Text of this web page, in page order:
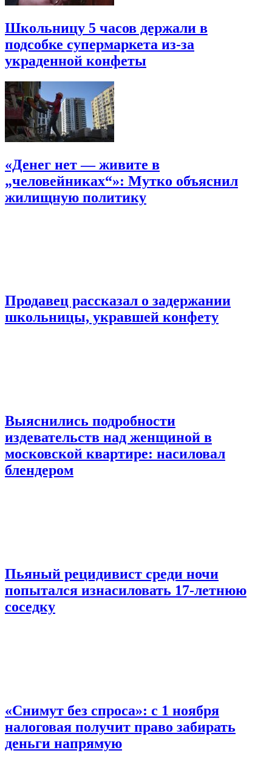
Школьницу 5 часов держали в
подсобке супермаркета из-за
украденной конфеты
«Денег нет — живите в
„человейниках“»: Мутко объяснил
жилищную политику
Продавец рассказал о задержании
школьницы, укравшей конфету
Выяснились подробности
издевательств над женщиной в
московской квартире: насиловал
блендером
Пьяный рецидивист среди ночи
попытался изнасиловать 17-летнюю
соседку
«Снимут без спроса»: с 1 ноября
налоговая получит право забирать
деньги напрямую